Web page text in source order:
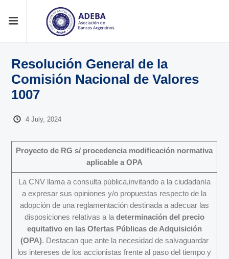
Resolución General de la
Comisión Nacional de Valores
1007
4 July, 2024
Proyecto de RG s/ procedencia modificación normativa
aplicable a OPA
La CNV llama a consulta pública,invitando a la ciudadanía
a expresar sus opiniones y/o propuestas respecto de la
adopción de una reglamentación destinada a adecuar las
disposiciones relativas a la determinación del precio
equitativo en las Ofertas Públicas de Adquisición
(OPA). Destacan que ante la necesidad de salvaguardar
los intereses de los accionistas frente al paso del tiempo y